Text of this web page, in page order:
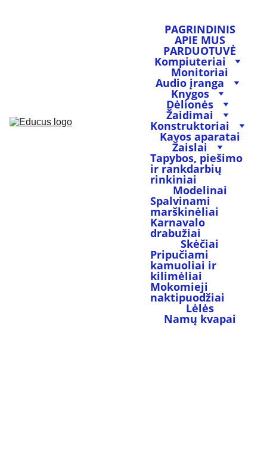
PAGRINDINIS
APIE MUS
PARDUOTUVĖ
Kompiuteriai
Monitoriai
Audio įranga
Knygos
Dėlionės
Žaidimai
Konstruktoriai
Kavos aparatai
Žaislai
Tapybos, piešimo
ir rankdarbių
rinkiniai
Modelinai
Spalvinami
marškinėliai
Karnavalo
drabužiai
Skėčiai
Pripučiami
kamuoliai ir
kilimėliai
Mokomieji
naktipuodžiai
Lėlės
Namų kvapai